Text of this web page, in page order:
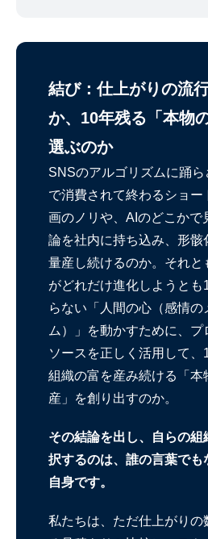
結び：仕上がりの流
か、10年残る「本物
選ぶのか
SNSのアルゴリズムに踊
で消費されて終わるショー
画のノリや、AIのどこかで
論を社内に持ち込み、形骸
量産し続けるのか。それと
がどれだけ進化しようとも
らない「人間の心（感情の
ム）」を動かすために、プ
ソースを正しく活用して、
組織の富を産み続ける「本
産」を創り出すのか。
その結論を出し、自らの組
択するのは、誰の言葉でも
自身です。
私たちは、ただ仕上がりの